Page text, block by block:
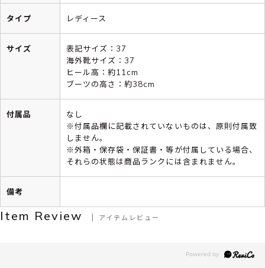
タイプ レディース
サイズ
表記サイズ：37
海外靴サイズ：37
ヒール高：約11cm
ブーツの高さ：約38cm
付属品
なし
※付属品欄に記載されていないものは、原則付属致
しません。
※外箱・保存袋・保証書・等が付属している場合、
それらの状態は商品ランクには含まれません。
備考
Item Review アイテムレビュー